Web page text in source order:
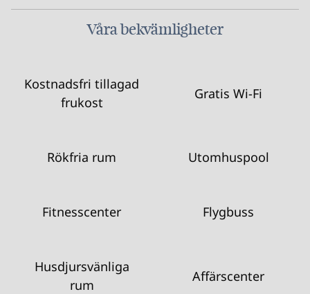
Våra bekvämligheter
Kostnadsfri tillagad
frukost
Gratis Wi-Fi
Rökfria rum Utomhuspool
Fitnesscenter Flygbuss
Husdjursvänliga
rum
Affärscenter